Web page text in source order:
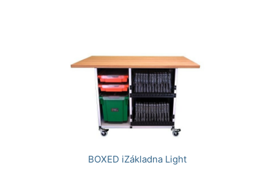
BOXED iZákladna Light